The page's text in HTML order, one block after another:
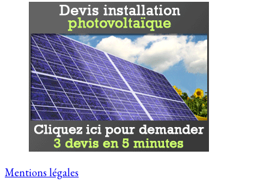
Mentions légales